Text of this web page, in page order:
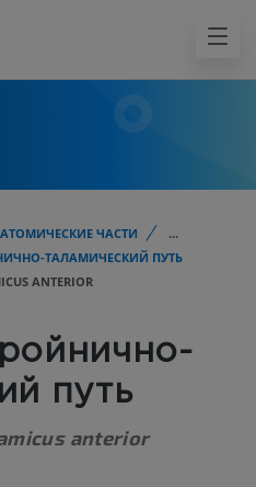
ЧАСТИ
...
ТАЛАМИЧЕСКИЙ ПУТЬ
ANTERIOR
путь
anterior